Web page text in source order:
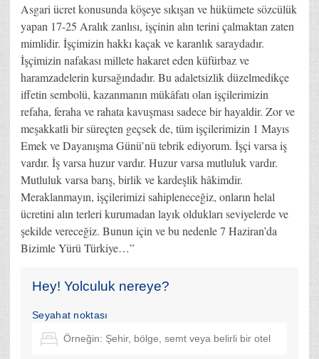
Asgari ücret konusunda köşeye sıkışan ve hükümete sözcülük
yapan 17-25 Aralık zanlısı, işçinin alın terini çalmaktan zaten
mimlidir. İşçimizin hakkı kaçak ve karanlık saraydadır.
İşçimizin nafakası millete hakaret eden küfürbaz ve
haramzadelerin kursağındadır. Bu adaletsizlik düzelmedikçe
iffetin sembolü, kazanmanın mükâfatı olan işçilerimizin
refaha, feraha ve rahata kavuşması sadece bir hayaldir. Zor ve
meşakkatli bir süreçten geçsek de, tüm işçilerimizin 1 Mayıs
Emek ve Dayanışma Günü’nü tebrik ediyorum. İşçi varsa iş
vardır. İş varsa huzur vardır. Huzur varsa mutluluk vardır.
Mutluluk varsa barış, birlik ve kardeşlik hâkimdir.
Meraklanmayın, işçilerimizi sahipleneceğiz, onların helal
ücretini alın terleri kurumadan layık oldukları seviyelerde ve
şekilde vereceğiz. Bunun için ve bu nedenle 7 Haziran’da
Bizimle Yürü Türkiye…”
Hey! Yolculuk nereye?
Seyahat noktası